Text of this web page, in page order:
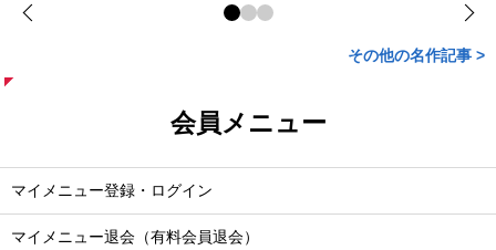
その他の名作記事 >
会員メニュー
マイメニュー登録・ログイン
マイメニュー退会（有料会員退会）